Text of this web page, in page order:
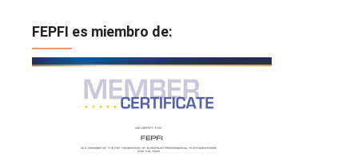
FEPFI es miembro de: